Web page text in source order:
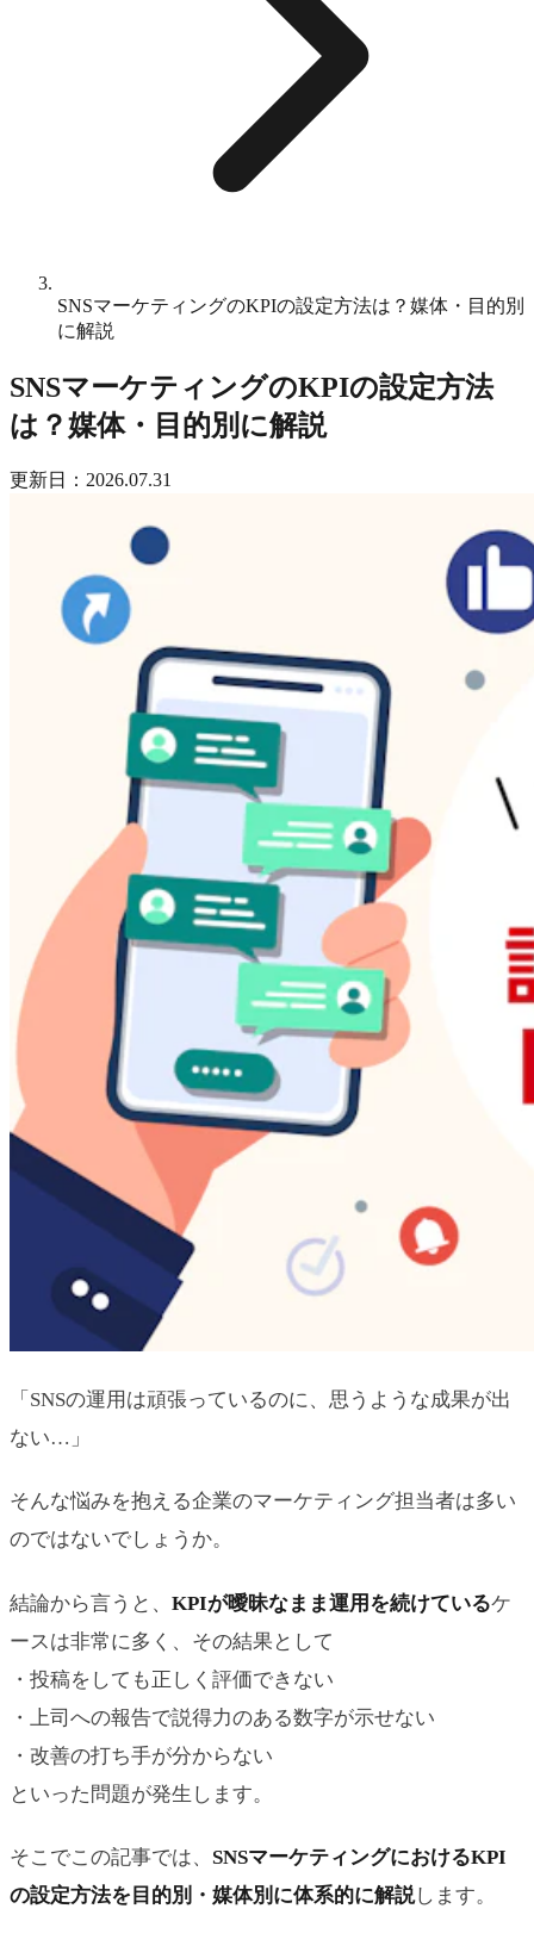
SNSマーケティングのKPIの設定方法は？媒体・目的別
に解説
SNSマーケティングのKPIの設定方法
は？媒体・目的別に解説
更新日：2026.07.31
「SNSの運用は頑張っているのに、思うような成果が出
ない…」
そんな悩みを抱える企業のマーケティング担当者は多い
のではないでしょうか。
結論から言うと、 KPIが曖昧なまま運用を続けているケ
ースは非常に多く、その結果として
・投稿をしても正しく評価できない
・上司への報告で説得力のある数字が示せない
・改善の打ち手が分からない
といった問題が発生します。
そこでこの記事では、 SNSマーケティングにおけるKPI
の設定方法を目的別・媒体別に体系的に解説します。